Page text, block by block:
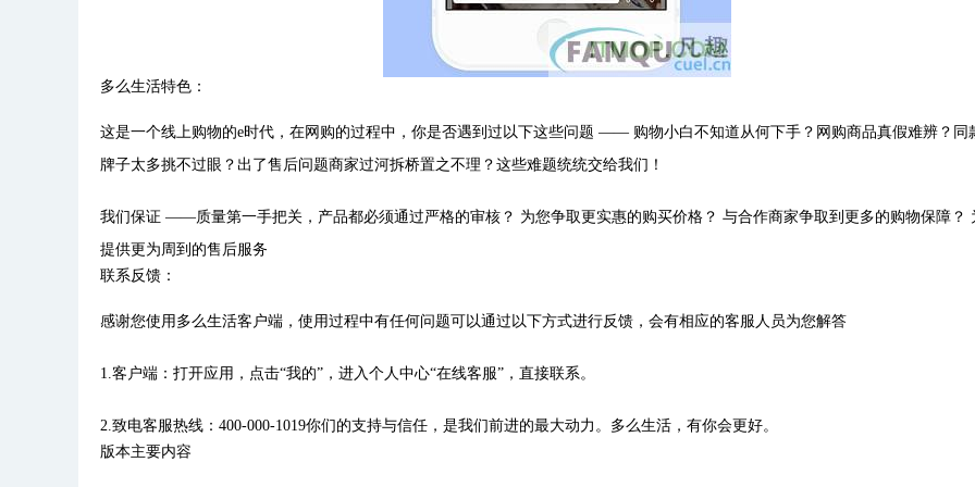
多么生活特色：
这是一个线上购物的e时代，在网购的过程中，你是否遇到过以下这些问题 —— 购物小白不知道从何下手？网购商品真假难辨？同
牌子太多挑不过眼？出了售后问题商家过河拆桥置之不理？这些难题统统交给我们！
我们保证 ——质量第一手把关，产品都必须通过严格的审核？ 为您争取更实惠的购买价格？ 与合作商家争取到更多的购物保障？
提供更为周到的售后服务
联系反馈：
感谢您使用多么生活客户端，使用过程中有任何问题可以通过以下方式进行反馈，会有相应的客服人员为您解答
1.客户端：打开应用，点击“我的”，进入个人中心“在线客服”，直接联系。
2.致电客服热线：400-000-1019你们的支持与信任，是我们前进的最大动力。多么生活，有你会更好。
版本主要内容